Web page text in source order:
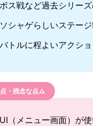
ボス戦など過去シリー
ソシャゲらしいステー
バトルに程よいアクシ
・残念な点△
UI（メニュー画面）が